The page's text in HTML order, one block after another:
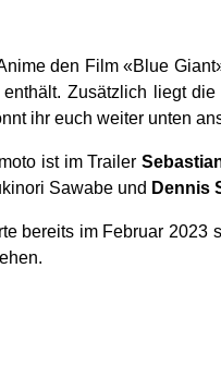
den Film «Blue
Zusätzlich liegt
ihr euch weiter unten
ist im Trailer
Sawabe und Dennis
bereits im Februar 2023